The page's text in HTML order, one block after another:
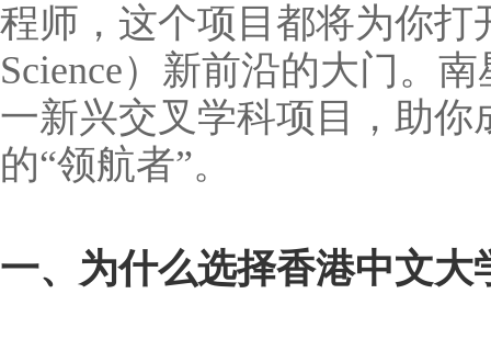
程师，这个项目都将为你
Science）新前沿的大门。
一新兴交叉学科项目，助
的“领航者”。
一、为什么选择香港中文